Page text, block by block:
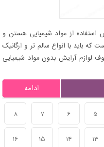
از مواد شیمیایی هستن و
باید با انواع سالم تر و ارگانیک
لوازم آرایش بدون مواد شیمیایی
ادامه
۵ ۶ ۷ ۸
۱۳ ۱۴ ۱۵ ۱۶